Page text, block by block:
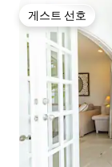
게스트 선호
게스트 선호